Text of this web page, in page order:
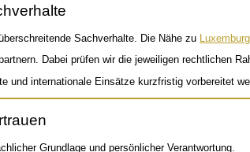
Sachverhalte. Die Nähe zu Luxemburg
Dabei prüfen wir die jeweiligen rechtlichen
und internationale Einsätze kurzfristig vorbereitet
Grundlage und persönlicher Verantwortung.